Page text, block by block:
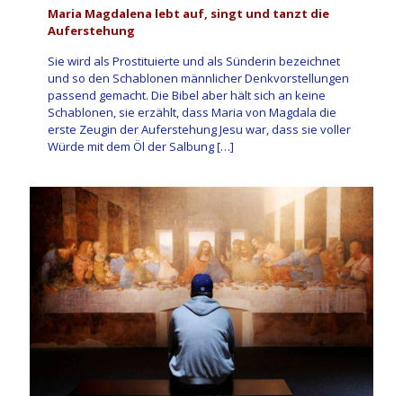
Maria Magdalena lebt auf, singt und tanzt die
Auferstehung
Sie wird als Prostituierte und als Sünderin bezeichnet
und so den Schablonen männlicher Denkvorstellungen
passend gemacht. Die Bibel aber hält sich an keine
Schablonen, sie erzählt, dass Maria von Magdala die
erste Zeugin der Auferstehung Jesu war, dass sie voller
Würde mit dem Öl der Salbung[…]